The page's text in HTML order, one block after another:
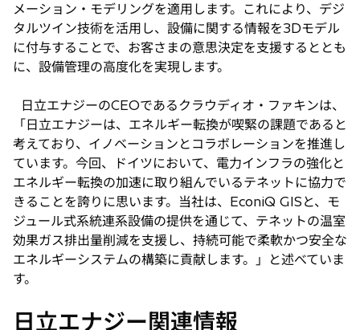
メーション・モデリングを適用します。これにより、デジ
タルツイン技術を活用し、設備に関する情報を3Dモデル
に付与することで、お客さまの意思決定を支援するととも
に、設備管理の高度化を実現します。
日立エナジーのCEOであるクラウディオ・ファキンは、
「日立エナジーは、エネルギー転換が喫緊の課題であると
考えており、イノベーションとコラボレーションを推進し
ています。今回、ドイツにおいて、電力インフラの強化と
エネルギー転換の加速に取り組んでいるテネットに協力で
きることを誇りに思います。当社は、EconiQ GISと、モ
ジュール式系統連系設備の提供を通じて、テネットの温室
効果ガス排出量削減を支援し、持続可能で柔軟かつ安全な
エネルギーシステムの構築に貢献します。」と述べていま
す。
日立エナジー関連情報